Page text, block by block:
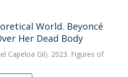
World. Beyoncé
Her Dead Body
Capeloa Gil). 2023. Figures of